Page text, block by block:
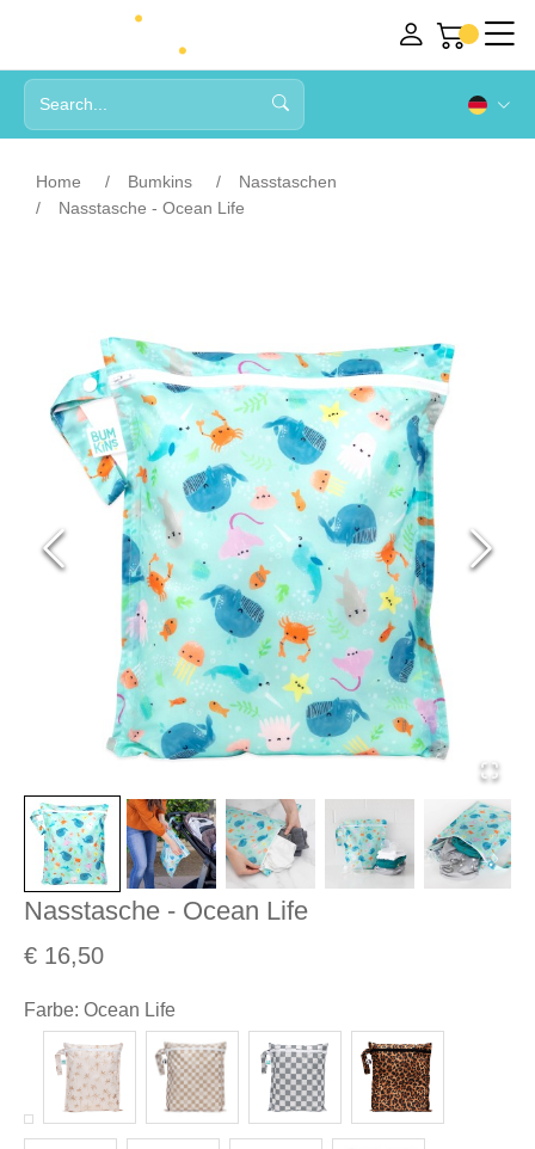
Home Bumkins
Nasstaschen
Nasstasche - Ocean Life
Nasstasche - Ocean Life
€ 16,50
Farbe: Ocean Life